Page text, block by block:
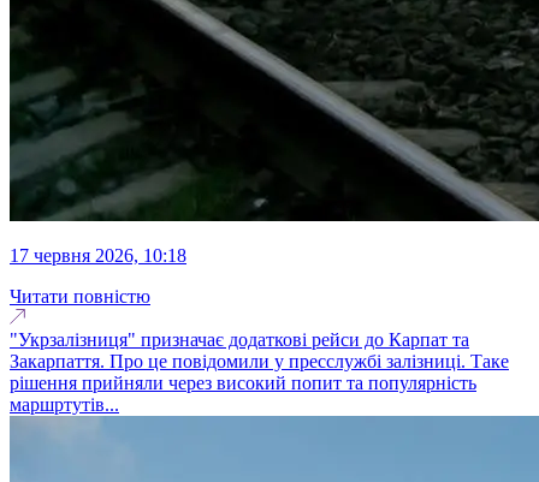
17 червня 2026, 10:18
Читати повністю
"Укрзалізниця" призначає додаткові рейси до Карпат та
Закарпаття. Про це повідомили у пресслужбі залізниці. Таке
рішення прийняли через високий попит та популярність
маршртутів...